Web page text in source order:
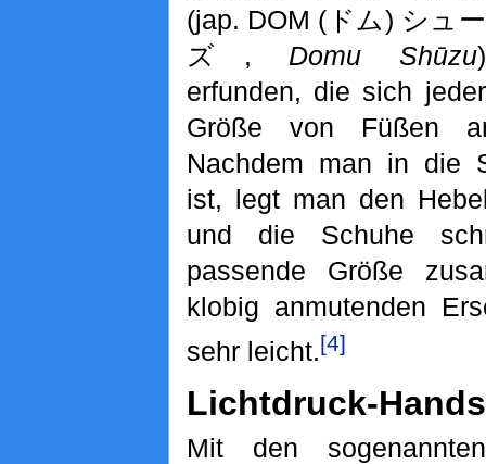
(jap. DOM (ドム) シュー
ズ, Domu Shūzu)
erfunden, die sich jeder
Größe von Füßen
Nachdem man in die
ist, legt man den
und die Schuhe
passende Größe
klobig anmutenden
sehr leicht.[4]
Lichtdruck-
Mit den sogenannten